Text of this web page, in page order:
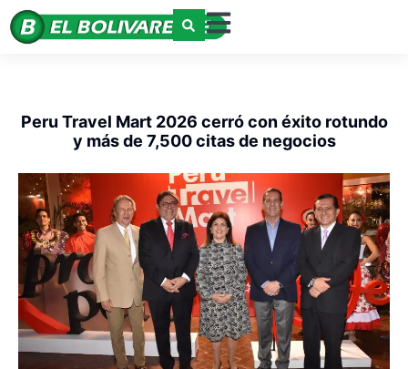
Peru Travel Mart 2026 cerró con éxito rotundo
y más de 7,500 citas de negocios